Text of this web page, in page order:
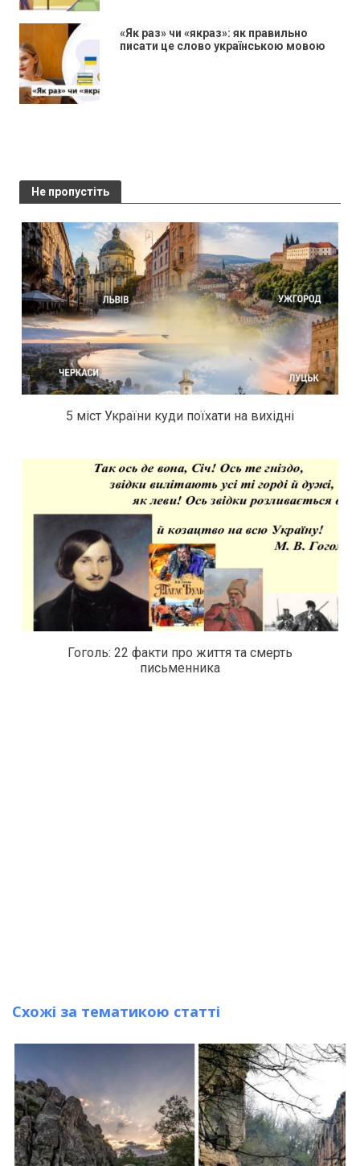
«Як раз» чи «якраз»: як правильно
писати це слово українською мовою
Не пропустіть
5 міст України куди поїхати на вихідні
Гоголь: 22 факти про життя та смерть
письменника
Схожі за тематикою статті